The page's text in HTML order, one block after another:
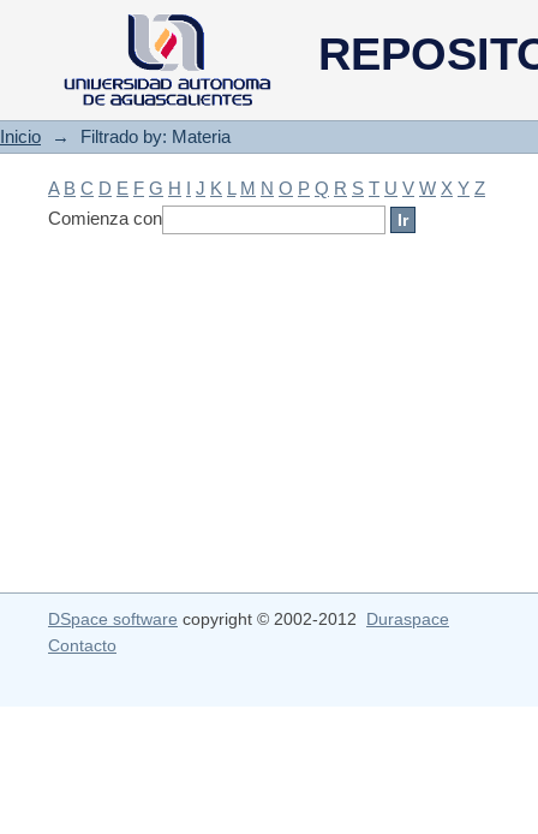
Filtrado by: Materia
Inicio → Filtrado by: Materia
A B C D E F G H I J K L M N O P Q R S T U V W X Y Z
Comienza con
DSpace software copyright © 2002-2012 Duraspace
Contacto